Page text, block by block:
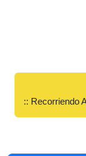
:: Recorriendo